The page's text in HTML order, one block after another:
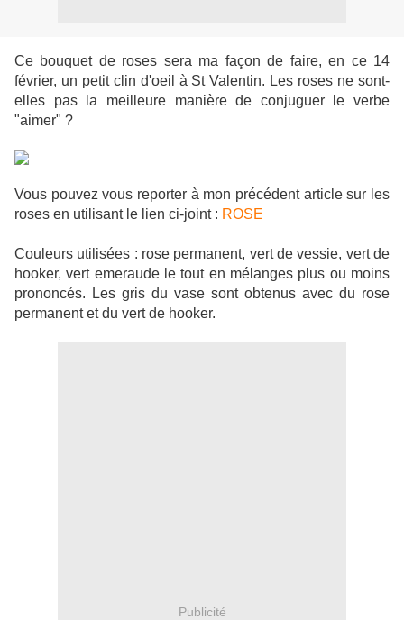
Ce bouquet de roses sera ma façon de faire, en ce 14
février, un petit clin d'oeil à St Valentin. Les roses ne sont-
elles pas la meilleure manière de conjuguer le verbe
"aimer" ?
Vous pouvez vous reporter à mon précédent article sur les
roses en utilisant le lien ci-joint : ROSE
Couleurs utilisées : rose permanent, vert de vessie, vert de
hooker, vert emeraude le tout en mélanges plus ou moins
prononcés. Les gris du vase sont obtenus avec du rose
permanent et du vert de hooker.
Publicité